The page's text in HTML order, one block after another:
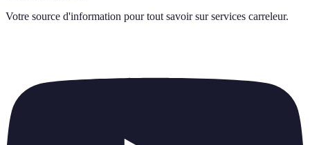
Votre source d'information pour tout savoir sur services carreleur.